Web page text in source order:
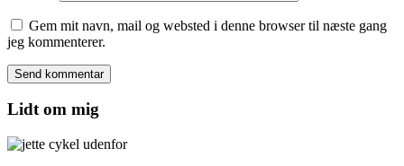
Gem mit navn, mail og websted i denne browser til næste gang
jeg kommenterer.
Lidt om mig